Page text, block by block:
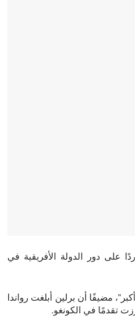
ردًا على دور الدولة الأفريقية في
مضيفًا أن برلين أبلغت رواندا